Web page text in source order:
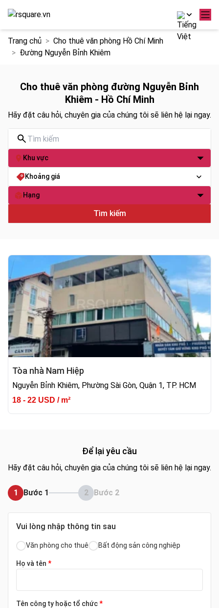
đến
Trang chủ
Cho thuê văn phòng Hồ Chí Minh
Đường Nguyễn Bỉnh Khiêm
Cho thuê văn phòng đường Nguyễn Bỉnh
Khiêm - Hồ Chí Minh
Hãy đặt câu hỏi, chuyên gia của chúng tôi sẽ liên hệ lại ngay.
Khu vực
Khoảng giá
Hạng
Tìm kiếm
Tòa nhà Nam Hiệp
Nguyễn Bỉnh Khiêm, Phường Sài Gòn, Quận 1, TP. HCM
18 - 22 USD / m²
Để lại yêu cầu
Hãy đặt câu hỏi, chuyên gia của chúng tôi sẽ liên hệ lại ngay.
1 Bước 1 2 Bước 2
Vui lòng nhập thông tin sau
Văn phòng cho thuê Bất động sản công nghiệp
Họ và tên *
Tên công ty hoặc tổ chức*